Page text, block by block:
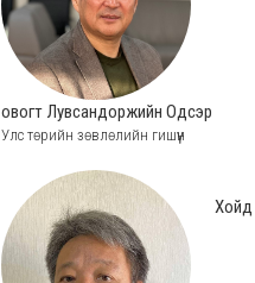
овогт Лувсандоржийн Одсэр
Улс төрийн зөвлөлийн гишүүн
Хойд